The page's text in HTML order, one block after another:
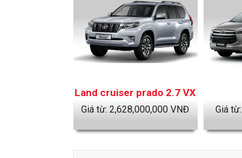
Land cruiser prado 2.7 VX
Giá từ:2,628,000,000 VNĐ Giá từ: